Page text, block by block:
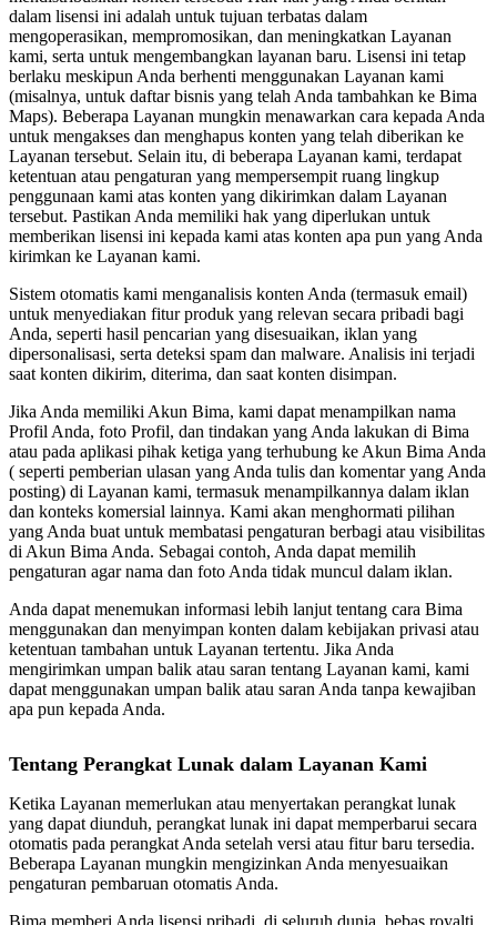
dalam lisensi ini adalah untuk tujuan terbatas dalam
mengoperasikan, mempromosikan, dan meningkatkan Layanan
kami, serta untuk mengembangkan layanan baru. Lisensi ini tetap
berlaku meskipun Anda berhenti menggunakan Layanan kami
(misalnya, untuk daftar bisnis yang telah Anda tambahkan ke Bima
Maps). Beberapa Layanan mungkin menawarkan cara kepada Anda
untuk mengakses dan menghapus konten yang telah diberikan ke
Layanan tersebut. Selain itu, di beberapa Layanan kami, terdapat
ketentuan atau pengaturan yang mempersempit ruang lingkup
penggunaan kami atas konten yang dikirimkan dalam Layanan
tersebut. Pastikan Anda memiliki hak yang diperlukan untuk
memberikan lisensi ini kepada kami atas konten apa pun yang Anda
kirimkan ke Layanan kami.
Sistem otomatis kami menganalisis konten Anda (termasuk email)
untuk menyediakan fitur produk yang relevan secara pribadi bagi
Anda, seperti hasil pencarian yang disesuaikan, iklan yang
dipersonalisasi, serta deteksi spam dan malware. Analisis ini terjadi
saat konten dikirim, diterima, dan saat konten disimpan.
Jika Anda memiliki Akun Bima, kami dapat menampilkan nama
Profil Anda, foto Profil, dan tindakan yang Anda lakukan di Bima
atau pada aplikasi pihak ketiga yang terhubung ke Akun Bima Anda
( seperti pemberian ulasan yang Anda tulis dan komentar yang Anda
posting) di Layanan kami, termasuk menampilkannya dalam iklan
dan konteks komersial lainnya. Kami akan menghormati pilihan
yang Anda buat untuk membatasi pengaturan berbagi atau visibilitas
di Akun Bima Anda. Sebagai contoh, Anda dapat memilih
pengaturan agar nama dan foto Anda tidak muncul dalam iklan.
Anda dapat menemukan informasi lebih lanjut tentang cara Bima
menggunakan dan menyimpan konten dalam kebijakan privasi atau
ketentuan tambahan untuk Layanan tertentu. Jika Anda
mengirimkan umpan balik atau saran tentang Layanan kami, kami
dapat menggunakan umpan balik atau saran Anda tanpa kewajiban
apa pun kepada Anda.
Tentang Perangkat Lunak dalam Layanan Kami
Ketika Layanan memerlukan atau menyertakan perangkat lunak
yang dapat diunduh, perangkat lunak ini dapat memperbarui secara
otomatis pada perangkat Anda setelah versi atau fitur baru tersedia.
Beberapa Layanan mungkin mengizinkan Anda menyesuaikan
pengaturan pembaruan otomatis Anda.
Bima memberi Anda lisensi pribadi, di seluruh dunia, bebas royalti,